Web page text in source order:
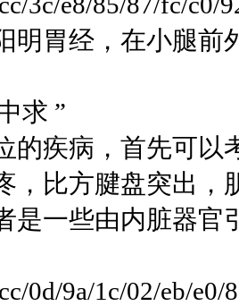
明胃经，在小腿前
求 ”
的疾病，首先可以
，比方腱盘突出，
是一些由内脏器官
0d/9a/1c/02/eb/